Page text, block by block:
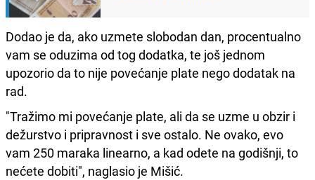
Dodao je da, ako uzmete slobodan dan, procentualno
vam se oduzima od tog dodatka, te još jednom
upozorio da to nije povećanje plate nego dodatak na
rad.
"Tražimo mi povećanje plate, ali da se uzme u obzir i
dežurstvo i pripravnost i sve ostalo. Ne ovako, evo
vam 250 maraka linearno, a kad odete na godišnji, to
nećete dobiti", naglasio je Mišić.